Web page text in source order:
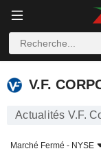
V.F.
V.F.
Actualités V.F.
Marché Fermé - NYSE